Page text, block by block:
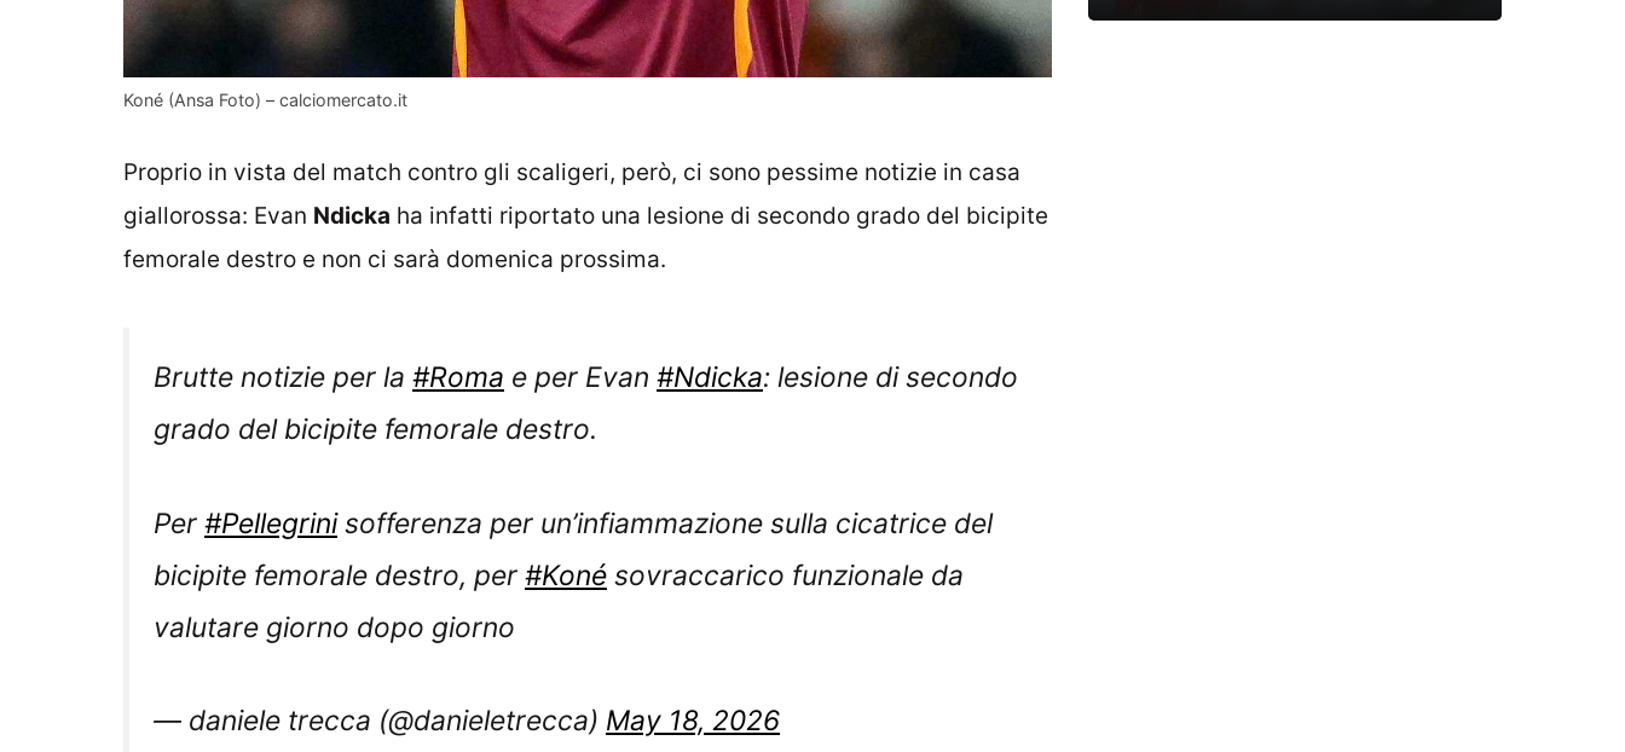
Koné (Ansa Foto) – calciomercato.it
Proprio in vista del match contro gli scaligeri, però, ci sono pessime notizie in casa
giallorossa: Evan Ndicka ha infatti riportato una lesione di secondo grado del bicipite
femorale destro e non ci sarà domenica prossima.
Brutte notizie per la #Roma e per Evan #Ndicka: lesione di secondo
grado del bicipite femorale destro.
Per #Pellegrinisofferenza per un’infiammazione sulla cicatrice del
bicipite femorale destro, per #Koné sovraccarico funzionale da
valutare giorno dopo giorno
— daniele trecca (@danieletrecca) May 18, 2026